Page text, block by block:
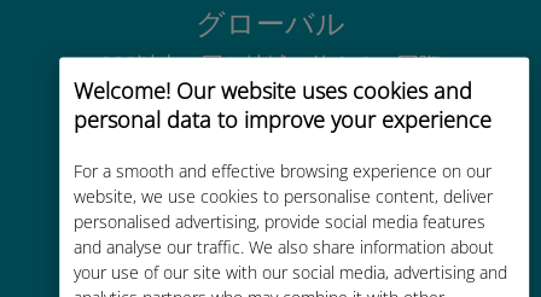
Welcome! Our website uses cookies and
personal data to improve your experience
For a smooth and effective browsing experience on our
website, we use cookies to personalise content, deliver
personalised advertising, provide social media features
and analyse our traffic. We also share information about
your use of our site with our social media, advertising and
グローバル
200以上の国と地域で使える、国際
的な高品位のセルラー通信です
コストパフォーマンス